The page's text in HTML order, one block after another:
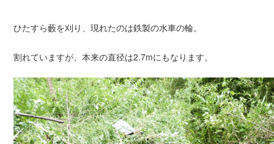
ひたすら藪を刈り、現れたのは鉄製の水車の輪。
割れていますが、本来の直径は2.7mにもなります。